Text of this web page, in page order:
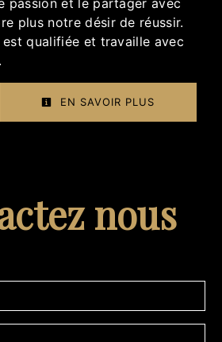
passion et le partager avec
plus notre désir de réussir.
qualifiée et travaille avec
EN SAVOIR PLUS
nous